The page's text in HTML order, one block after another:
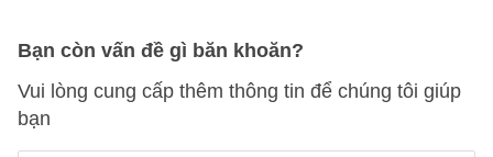
Bạn còn vấn đề gì băn khoăn?
Vui lòng cung cấp thêm thông tin để chúng tôi giúp
bạn